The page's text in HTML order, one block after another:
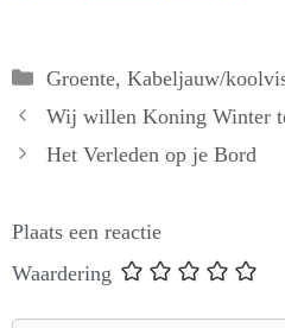
Categorieën
Groente, Kabeljauw/
Wij willen Koning Winter
Het Verleden op je Bord
Plaats een reactie
Waardering